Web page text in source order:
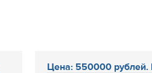
Цена: 550000 рублей.